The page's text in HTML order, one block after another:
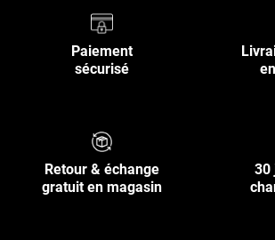
Paiement
sécurisé
Retour & échange
gratuit en magasin
30